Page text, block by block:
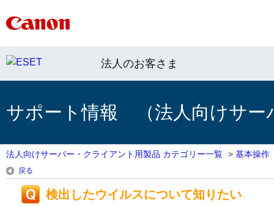
法人のお客さま
サポート情報 （法人向けサー
法人向けサーバー・クライアント用製品 カテゴリー一覧 > 基本操作
戻る
検出したウイルスについて知りたい